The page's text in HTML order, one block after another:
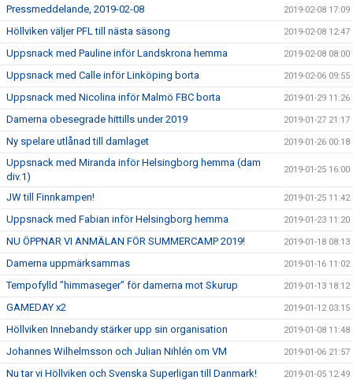
Pressmeddelande, 2019-02-08 2019-02-08 17:09
Höllviken väljer PFL till nästa säsong 2019-02-08 12:47
Uppsnack med Pauline inför Landskrona hemma 2019-02-08 08:00
Uppsnack med Calle inför Linköping borta 2019-02-06 09:55
Uppsnack med Nicolina inför Malmö FBC borta 2019-01-29 11:26
Damerna obesegrade hittills under 2019 2019-01-27 21:17
Ny spelare utlånad till damlaget 2019-01-26 00:18
Uppsnack med Miranda inför Helsingborg hemma (dam
div.1)
2019-01-25 16:00
JW till Finnkampen! 2019-01-25 11:42
Uppsnack med Fabian inför Helsingborg hemma 2019-01-23 11:20
NU ÖPPNAR VI ANMÄLAN FÖR SUMMERCAMP 2019! 2019-01-18 08:13
Damerna uppmärksammas 2019-01-16 11:02
Tempofylld ”himmaseger” för damerna mot Skurup 2019-01-13 18:12
GAMEDAY x2 2019-01-12 03:15
Höllviken Innebandy stärker upp sin organisation 2019-01-08 11:48
Johannes Wilhelmsson och Julian Nihlén om VM 2019-01-06 21:57
Nu tar vi Höllviken och Svenska Superligan till Danmark! 2019-01-05 12:49